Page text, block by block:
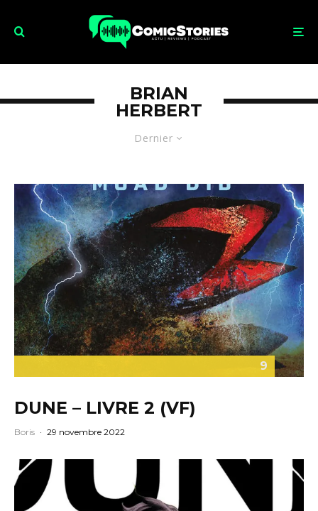
Dernier
BRIAN
HERBERT
9
DUNE – LIVRE 2 (VF)
Boris · 29 novembre 2022